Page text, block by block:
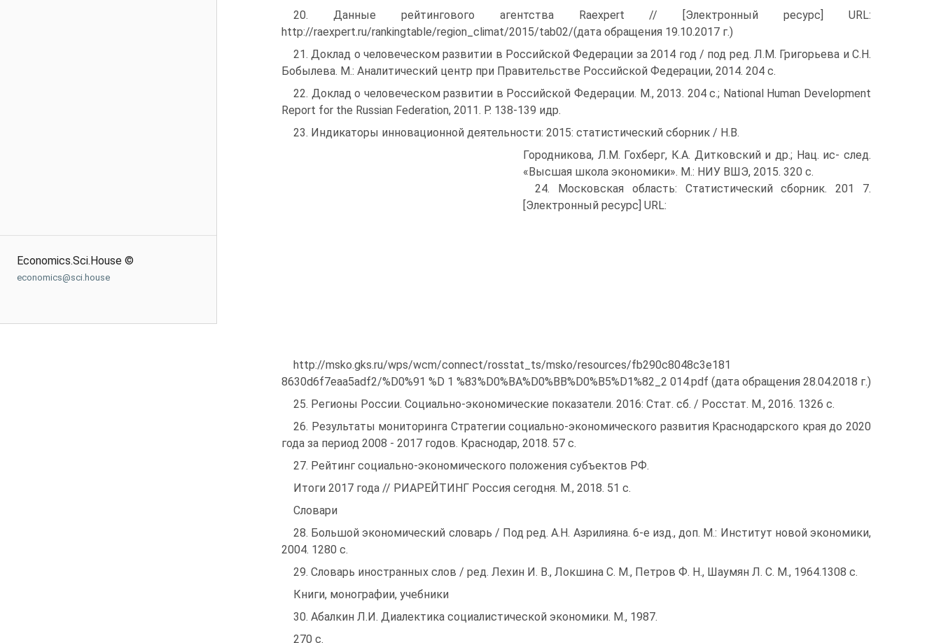
Economics.Sci.House ©
economics@sci.house
20. Данные рейтингового агентства Raexpert // [Электронный ресурс] URL:
http://raexpert.ru/rankingtable/region_climat/2015/tab02/(дата обращения 19.10.2017 г.)
21. Доклад о человеческом развитии в Российской Федерации за 2014 год / под ред. Л.М. Григорьева и С.Н.
Бобылева. М.: Аналитический центр при Правительстве Российской Федерации, 2014. 204 с.
22. Доклад о человеческом развитии в Российской Федерации. М., 2013. 204 с.; National Human Development
Report for the Russian Federation, 2011. P. 138-139 идр.
23. Индикаторы инновационной деятельности: 2015: статистический сборник / Н.В.
Городникова, Л.М. Гохберг, К.А. Дитковский и др.; Нац. ис- след.
«Высшая школа экономики». М.: НИУ ВШЭ, 2015. 320 с.
24. Московская область: Статистический сборник. 201 7.
[Электрон­ный ресурс] URL:
http://msko.gks.ru/wps/wcm/connect/rosstat_ts/msko/resources/fb290c8048c3e181
8630d6f7eaa5adf2/%D0%91 %D 1 %83%D0%BA%D0%BB%D0%B5%D1%82_2 014.pdf (дата обращения 28.04.2018 г.)
25. Регионы России. Социально-экономические показатели. 2016: Стат. сб. / Росстат. М., 2016. 1326 с.
26. Результаты мониторинга Стратегии социально-экономического развития Краснодарского края до 2020
года за период 2008 - 2017 годов. Крас­нодар, 2018. 57 с.
27. Рейтинг социально-экономического положения субъектов РФ.
Итоги 2017 года // РИАРЕЙТИНГ Россия сегодня. М., 2018. 51 с.
Словари
28. Большой экономический словарь / Под ред. А.Н. Азрилияна. 6-е изд., доп. М.: Институт новой экономики,
2004. 1280 с.
29. Словарь иностранных слов / ред. Лехин И. В., Локшина С. М., Пет­ров Ф. Н., Шаумян Л. С. М., 1964.1308 с.
Книги, монографии, учебники
30. Абалкин Л.И. Диалектика социалистической экономики. М., 1987.
270 с.